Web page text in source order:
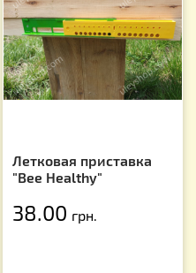
Летковая приставка
"Bee Healthy"
38.00 грн.